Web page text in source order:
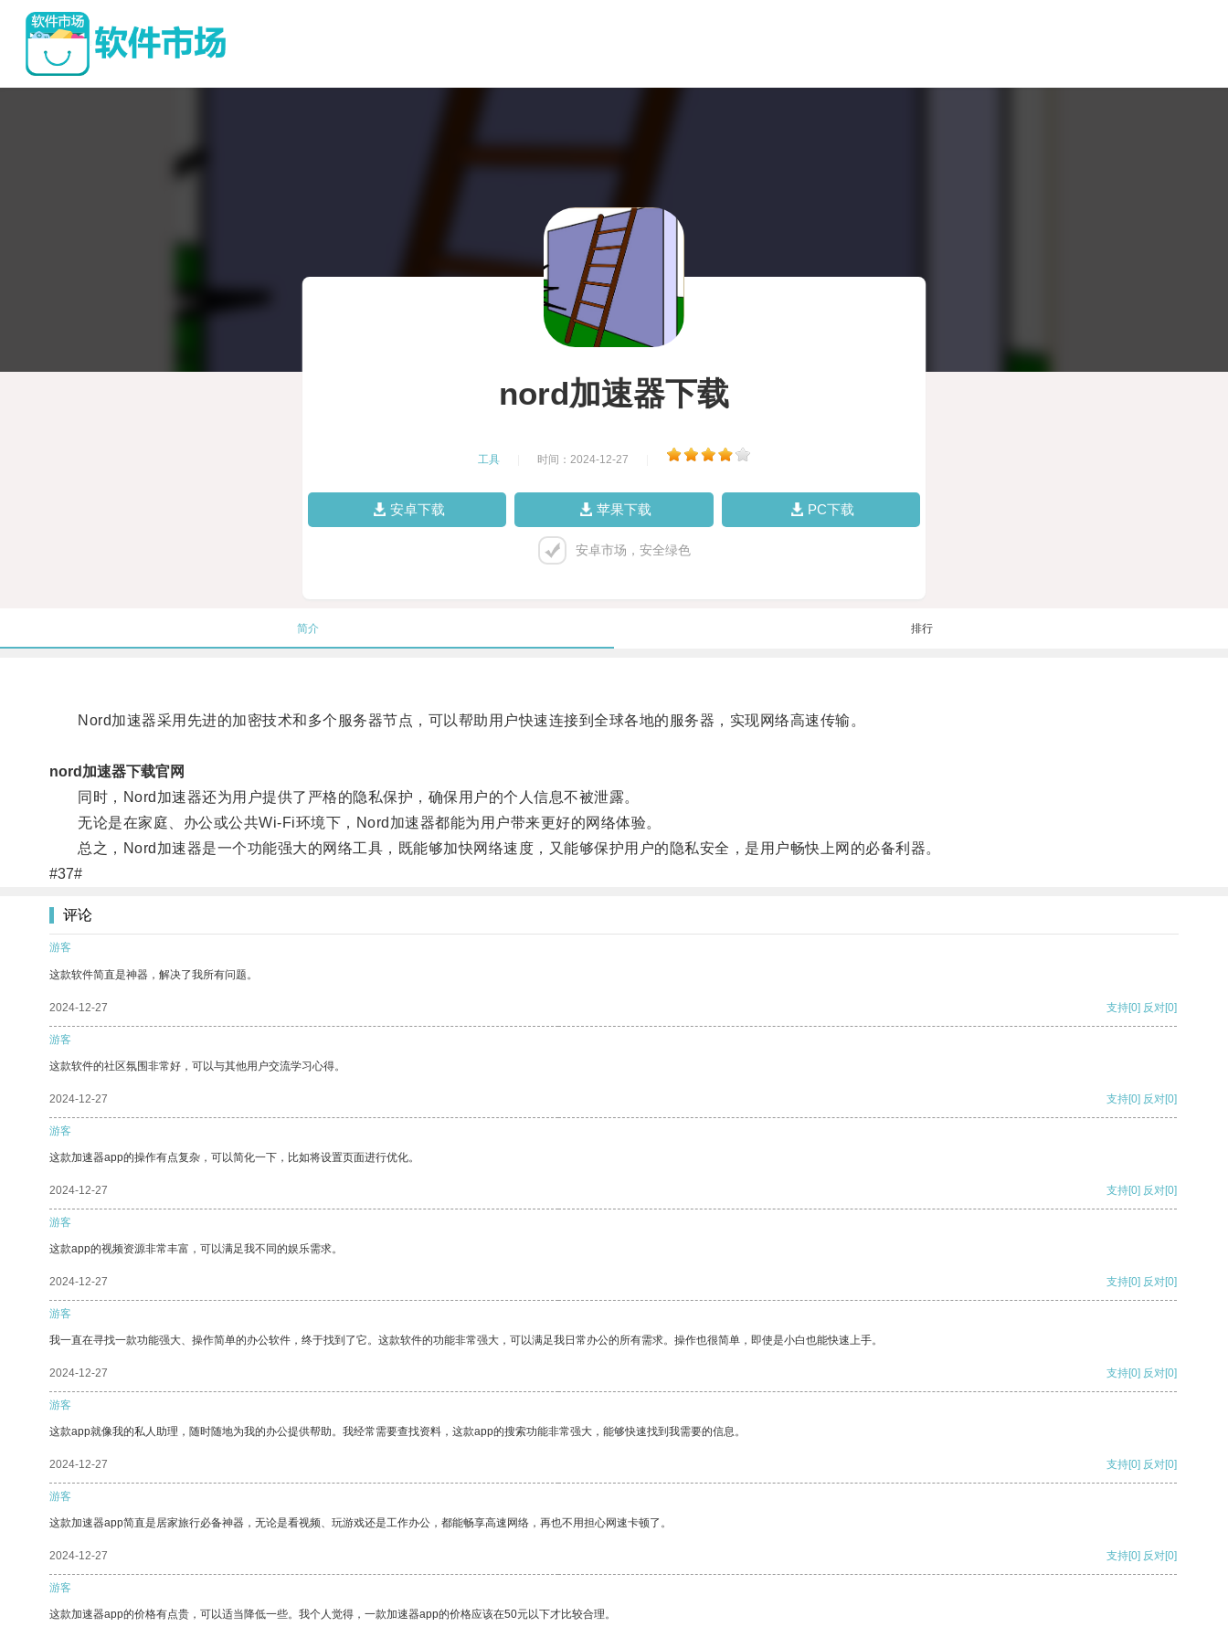
nord加速器下载
工具 时间：2024-12-27
安卓下载 苹果下载 PC下载
安卓市场，安全绿色
简介 排行
Nord加速器采用先进的加密技术和多个服务器节点，可以帮助用户快速连接到全球各地的服务器，实现网络高速传输。
nord加速器下载官网
同时，Nord加速器还为用户提供了严格的隐私保护，确保用户的个人信息不被泄露。
无论是在家庭、办公或公共Wi-Fi环境下，Nord加速器都能为用户带来更好的网络体验。
总之，Nord加速器是一个功能强大的网络工具，既能够加快网络速度，又能够保护用户的隐私安全，是用户畅快上网的必备利器。
#37#
评论
游客
这款软件简直是神器，解决了我所有问题。
2024-12-27 支持[0] 反对[0]
游客
这款软件的社区氛围非常好，可以与其他用户交流学习心得。
2024-12-27 支持[0] 反对[0]
游客
这款加速器app的操作有点复杂，可以简化一下，比如将设置页面进行优化。
2024-12-27 支持[0] 反对[0]
游客
这款app的视频资源非常丰富，可以满足我不同的娱乐需求。
2024-12-27 支持[0] 反对[0]
游客
我一直在寻找一款功能强大、操作简单的办公软件，终于找到了它。这款软件的功能非常强大，可以满足我日常办公的所有需求。操作也很简单，即使是小白也能快速上手。
2024-12-27 支持[0] 反对[0]
游客
这款app就像我的私人助理，随时随地为我的办公提供帮助。我经常需要查找资料，这款app的搜索功能非常强大，能够快速找到我需要的信息。
2024-12-27 支持[0] 反对[0]
游客
这款加速器app简直是居家旅行必备神器，无论是看视频、玩游戏还是工作办公，都能畅享高速网络，再也不用担心网速卡顿了。
2024-12-27 支持[0] 反对[0]
游客
这款加速器app的价格有点贵，可以适当降低一些。我个人觉得，一款加速器app的价格应该在50元以下才比较合理。